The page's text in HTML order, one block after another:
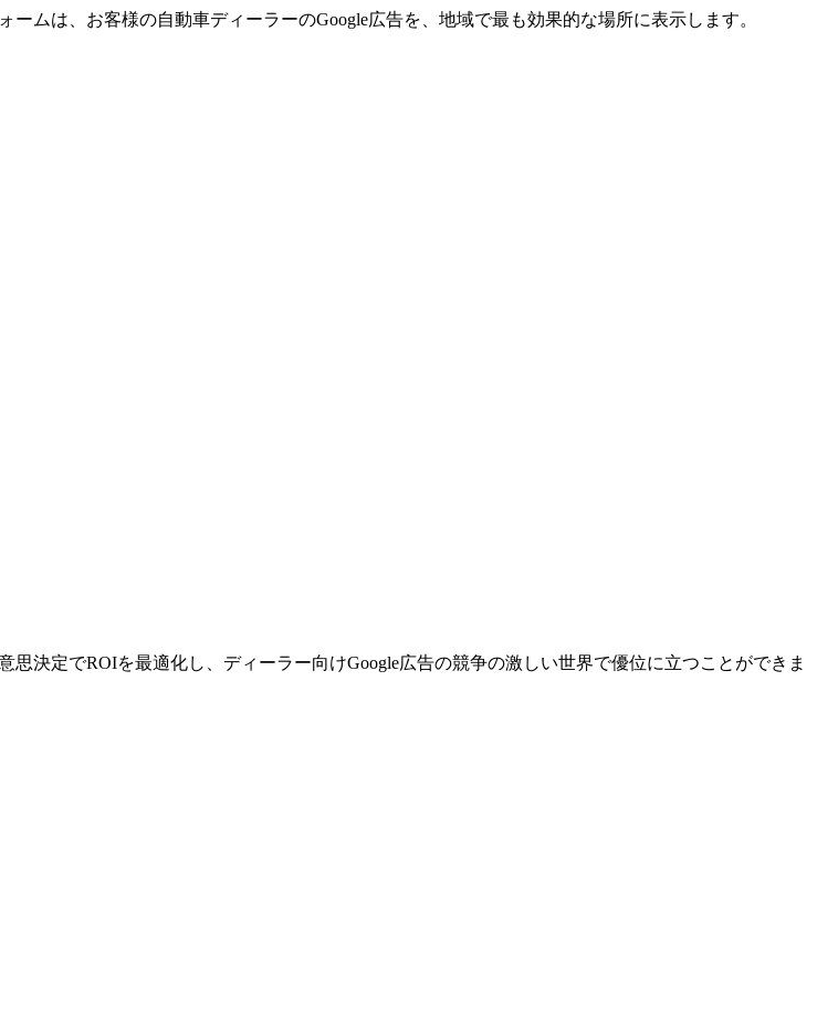
ムは、お客様の自動車ディーラーのGoogle広告を、地域で最も効果的な場所に表示します。
決定でROIを最適化し、ディーラー向けGoogle広告の競争の激しい世界で優位に立つことができま